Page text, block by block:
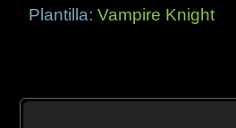
Plantilla:Vampire Knight